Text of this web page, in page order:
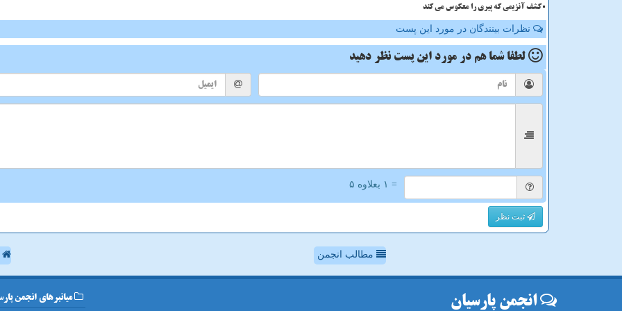
کشف آنزیمی که پیری را معکوس می کند
نظرات بینندگان در مورد این پست
لطفا شما هم در مورد این پست نظر دهید
= ۱ بعلاوه ۵
ثبت نظر
مطالب انجمن
انجمن پارسیان میانبرهای انجمن